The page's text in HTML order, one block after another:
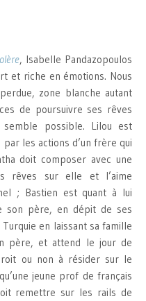
, Isabelle Pandazopoulos
et riche en émotions. Nous
zone blanche autant
de poursuivre ses rêves
possible. Lilou est
les actions d’un frère qui
doit composer avec une
rêves sur elle et l’aime
; Bastien est quant à lui
son père, en dépit de ses
en laissant sa famille
père, et attend le jour de
ou non à résider sur le
jeune prof de français
remettre sur les rails de